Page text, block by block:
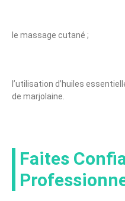
le massage cutané ;
l’utilisation d’huiles
de marjolaine.
Faites